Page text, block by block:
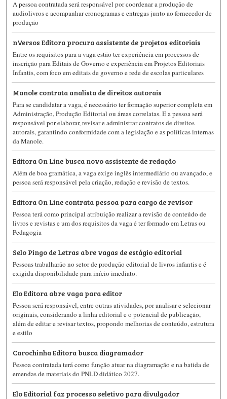
A pessoa contratada será responsável por coordenar a produção de
audiolivros e acompanhar cronogramas e entregas junto ao fornecedor de
produção
nVersos Editora procura assistente de projetos editoriais
Entre os requisitos para a vaga estão ter experiência em processos de
inscrição para Editais de Governo e experiência em Projetos Editoriais
Infantis, com foco em editais de governo e rede de escolas particulares
Manole contrata analista de direitos autorais
Para se candidatar a vaga, é necessário ter formação superior completa em
Administração, Produção Editorial ou áreas correlatas. E a pessoa será
responsável por elaborar, revisar e administrar contratos de direitos
autorais, garantindo conformidade com a legislação e as políticas internas
da Manole.
Editora On Line busca novo assistente de redação
Além de boa gramática, a vaga exige inglês intermediário ou avançado, e
pessoa será responsável pela criação, redação e revisão de textos.
Editora On Line contrata pessoa para cargo de revisor
Pessoa terá como principal atribuição realizar a revisão de conteúdo de
livros e revistas e um dos requisitos da vaga é ter formado em Letras ou
Pedagogia
Selo Pingo de Letras abre vagas de estágio editorial
Pessoas trabalharão no setor de produção editorial de livros infantis e é
exigida disponibilidade para início imediato.
Elo Editora abre vaga para editor
Pessoa será responsável, entre outras atividades, por analisar e selecionar
originais, considerando a linha editorial e o potencial de publicação,
além de editar e revisar textos, propondo melhorias de conteúdo, estrutura
e estilo
Carochinha Editora busca diagramador
Pessoa contratada terá como função atuar na diagramação e na batida de
emendas de materiais do PNLD didático 2027.
Elo Editorial faz processo seletivo para divulgador